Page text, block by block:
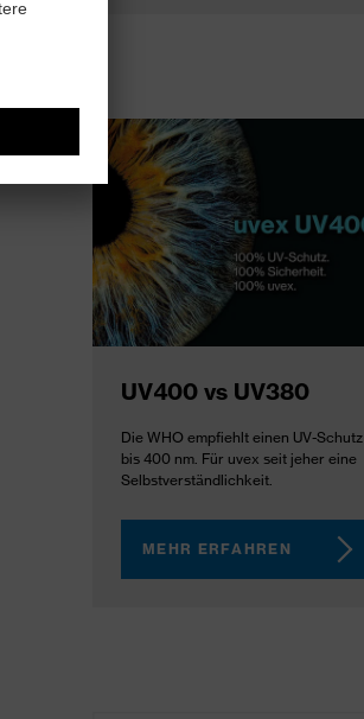
UV400 vs UV380
Die WHO empfiehlt einen UV-Schutz
bis 400 nm. Für uvex seit jeher eine
Selbstverständlichkeit.
MEHR ERFAHREN